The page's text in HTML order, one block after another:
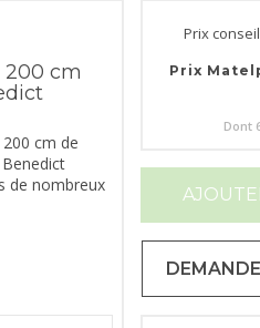
200 cm
cm de
de nombreux
Prix
Prix
Dont